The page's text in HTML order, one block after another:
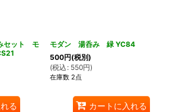
セット モ
る
モダン 湯呑み 緑 YC84
500円(税別)
(税込 : 550円)
在庫数 2点
カートに入れる